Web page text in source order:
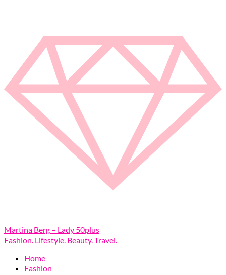
Martina Berg – Lady 50plus
Fashion. Lifestyle. Beauty. Travel.
Home
Fashion